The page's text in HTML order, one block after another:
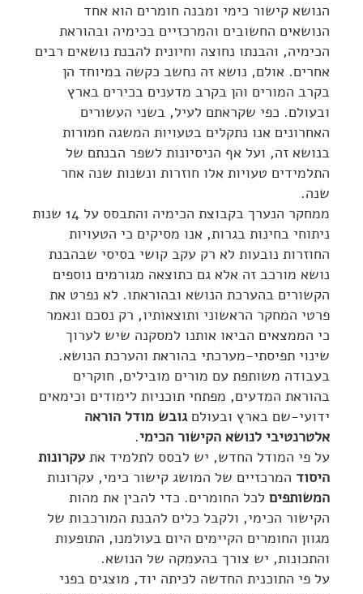
הנושא קישור כימי ומבנה חומרים הוא אחד
הנושאים החשובים והמרכזיים בכימיה ובהוראת
הכימיה, והבנתו נחוצה וחיונית להבנת נושאים רבים
אחרים. אולם, נושא זה נחשב כקשה במיוחד הן
בקרב המורים והן בקרב מדענים בכירים בארץ
ובעולם. כפי שקראתם לעיל, בשני העשורים
האחרונים אנו נתקלים בטעויות המשגה חמורות
בנושא זה, ועל אף הניסיונות לשפר הבנתם של
התלמידים טעויות אלו חוזרות ונשנות שנה אחר
שנה.
ממחקר הנערך בקבוצת הכימיה והתבסס על 14 שנות
ניתוחי בחינות בגרות, אנו מסיקים כי הטעויות
החוזרות נובעות לא רק עקב קושי בסיסי שבהבנת
נושא מורכב זה אלא גם כתוצאה מגורמים נוספים
הקשורים בהערכת הנושא ובהוראתו. לא נפרט את
פרטי המחקר הראשוני ותוצאותיו, רק נסכם ונאמר
כי הממצאים הביאו אותנו למסקנה שיש לערוך
שינוי תפיסתי-מערכתי בהוראת והערכת הנושא.
בעבודה משותפת עם מורים מובילים, חוקרים
בהוראת המדעים, מפתחי תוכניות לימודים וכימאים
ידועי-שם בארץ ובעולםגובש מודל הוראה
אלטרנטיבי לנושא הקישור הכימי.
על פי המודל החדש, יש לבסס לתלמיד את עקרונות
היסוד המרכזיים של המושג קישור כימי, עקרונות
המשותפים לכל החומרים. כדי להבין את מהות
הקישור הכימי, ולקבל כלים להבנת המורכבות של
מגוון החומרים הקיימים היום בעולמנו, התופעות
והתכונות, יש צורך בהעמקה של הנושא.
על פי התוכנית החדשה לכיתה יוד, מוצגים בפני